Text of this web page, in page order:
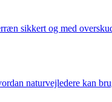
sikkert og med
naturvejledere kan